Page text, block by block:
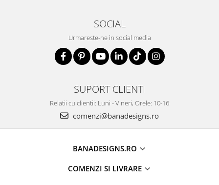
SOCIAL
Urmareste-ne in social media
SUPORT CLIENTI
Relatii cu clientii: Luni - Vineri, Orele: 10-16
comenzi@banadesigns.ro
BANADESIGNS.RO
COMENZI SI LIVRARE